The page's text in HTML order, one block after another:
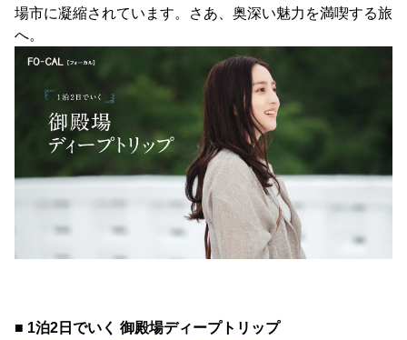
場市に凝縮されています。さあ、奥深い魅力を満喫する旅
へ。
■ 1泊2日でいく 御殿場ディープトリップ